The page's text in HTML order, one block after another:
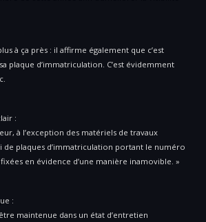
à ça près : il affirme également que c’est
plaque d’immatriculation. C’est évidemment
:
à l’exception des matériels de travaux
de plaques d’immatriculation portant le numéro
en évidence d’une manière inamovible. »
:
maintenue dans un état d’entretien